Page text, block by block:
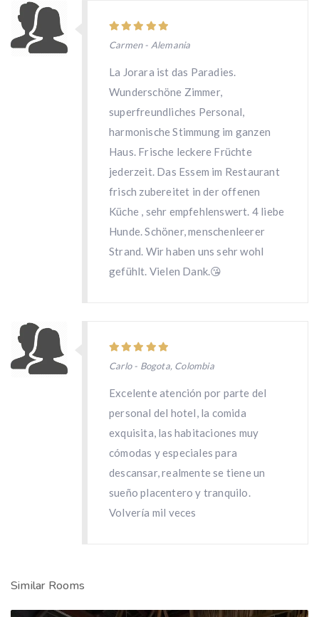
Carmen - Alemania
La Jorara ist das Paradies.
Wunderschöne Zimmer,
superfreundliches Personal,
harmonische Stimmung im ganzen
Haus. Frische leckere Früchte
jederzeit. Das Essem im Restaurant
frisch zubereitet in der offenen
Küche , sehr empfehlenswert. 4 liebe
Hunde. Schöner, menschenleerer
Strand. Wir haben uns sehr wohl
gefühlt. Vielen Dank.😘
Carlo - Bogota, Colombia
Excelente atención por parte del
personal del hotel, la comida
exquisita, las habitaciones muy
cómodas y especiales para
descansar, realmente se tiene un
sueño placentero y tranquilo.
Volvería mil veces
Similar Rooms